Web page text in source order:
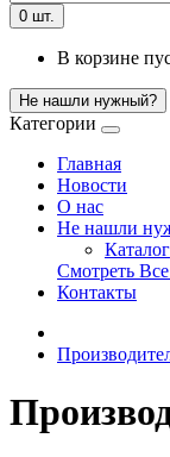
0 шт.
В корзине
Не нашли нужный?
Категории
Главная
Новости
О нас
Не нашли
Каталог
Смотреть
Контакты